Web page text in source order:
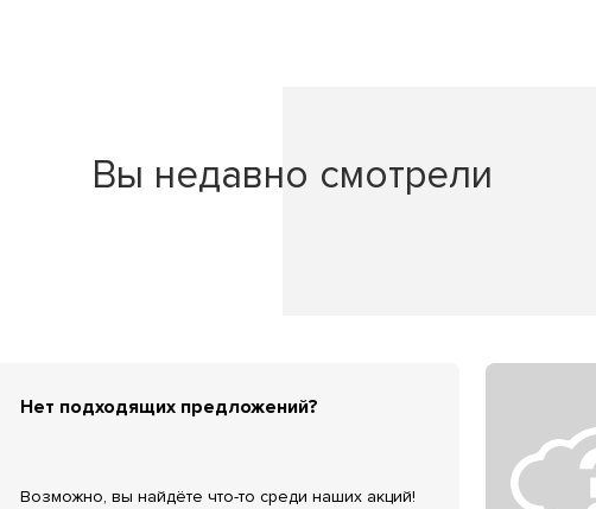
Вы недавно смотрели
Нет подходящих предложений?
Возможно, вы найдёте что-то среди наших акций!